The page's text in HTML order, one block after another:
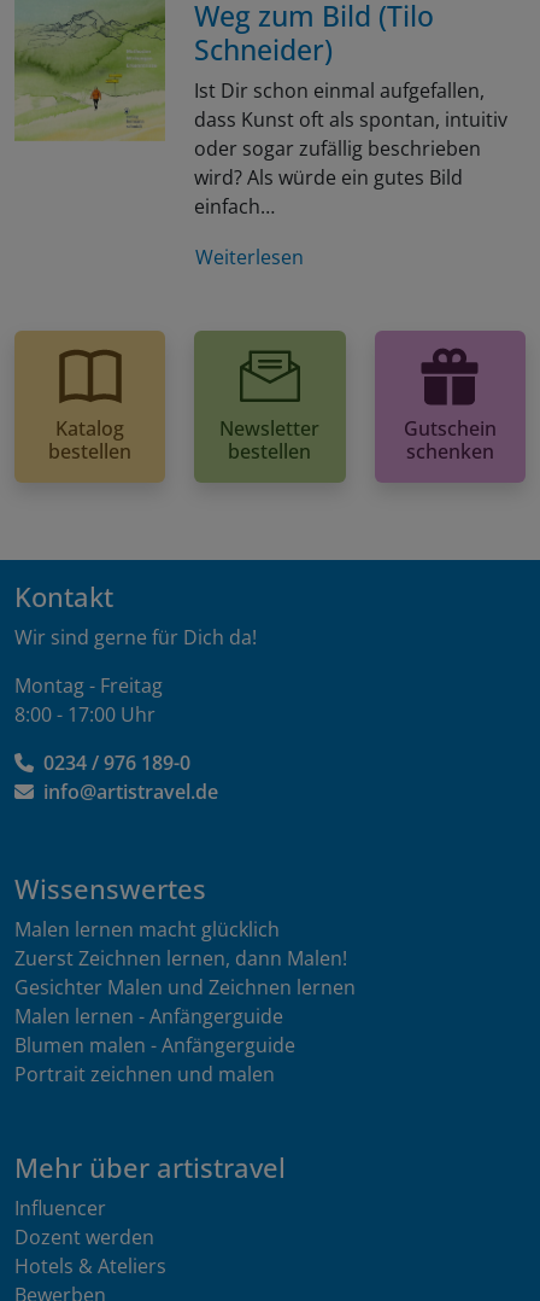
Weg zum Bild (Tilo
Schneider)
Ist Dir schon einmal aufgefallen,
dass Kunst oft als spontan, intuitiv
oder sogar zufällig beschrieben
wird? Als würde ein gutes Bild
einfach…
Weiterlesen
Katalog
bestellen
Newsletter
bestellen
Gutschein
schenken
Kontakt
Wir sind gerne für Dich da!
Montag - Freitag
8:00 - 17:00 Uhr
0234 / 976 189-0
info@artistravel.de
Wissenswertes
Malen lernen macht glücklich
Zuerst Zeichnen lernen, dann Malen!
Gesichter Malen und Zeichnen lernen
Malen lernen - Anfängerguide
Blumen malen - Anfängerguide
Portrait zeichnen und malen
Mehr über artistravel
Influencer
Dozent werden
Hotels & Ateliers
Bewerben